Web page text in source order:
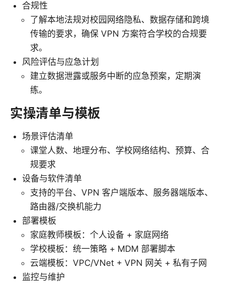
合规性
了解本地法规对校园网络隐私、数据存储和跨境
传输的要求，确保 VPN 方案符合学校的合规要
求。
风险评估与应急计划
建立数据泄露或服务中断的应急预案，定期演
练。
实操清单与模板
场景评估清单
课堂人数、地理分布、学校网络结构、预算、合
规要求
设备与软件清单
支持的平台、VPN 客户端版本、服务器端版本、
路由器/交换机能力
部署模板
家庭教师模板：个人设备 + 家庭网络
学校模板：统一策略 + MDM 部署脚本
云端模板：VPC/VNet + VPN 网关 + 私有子网
监控与维护